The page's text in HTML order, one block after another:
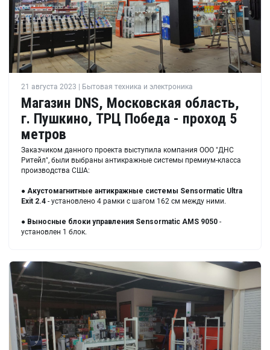
21 августа 2023 | Бытовая техника и электроника
Магазин DNS, Московская область,
г. Пушкино, ТРЦ Победа - проход 5
метров
Заказчиком данного проекта выступила компания ООО "ДНС
Ритейл", были выбраны антикражные системы премиум-класса
производства США:
● Акустомагнитные антикражные системы Sensormatic Ultra
Exit 2.4 - установлено 4 рамки с шагом 162 см между ними.
● Выносные блоки управления Sensormatic AMS 9050 -
установлен 1 блок.